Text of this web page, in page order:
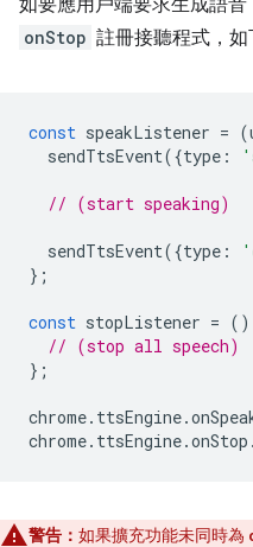
如要應用戶端要求生成語
onStop 註冊接聽程式，如
const speakListener = (
sendTtsEvent({type :
// (start speaking)
sendTtsEvent({type :
};
const stopListener = ()
// (stop all speech)
};
chrome. ttsEngine.
chrome. ttsEngine.onStop .
警告： 如果擴充功能未同時為